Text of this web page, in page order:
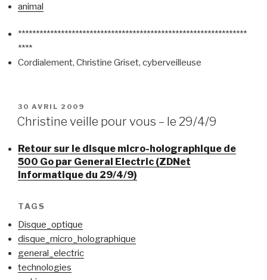
animal
****************************************************************
****
Cordialement, Christine Griset, cyberveilleuse
PUBLIÉ
LE
30 AVRIL 2009
Christine veille pour vous – le 29/4/9
Retour sur le disque micro-holographique de
500 Go par General Electric (ZDNet
Informatique du 29/4/9)
TAGS
Disque_optique
disque_micro_holographique
general_electric
technologies